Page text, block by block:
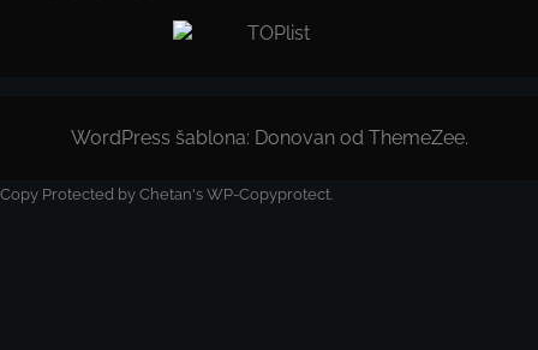
WordPress šablona: Donovan od ThemeZee.
Copy Protected by Chetan's WP-Copyprotect.